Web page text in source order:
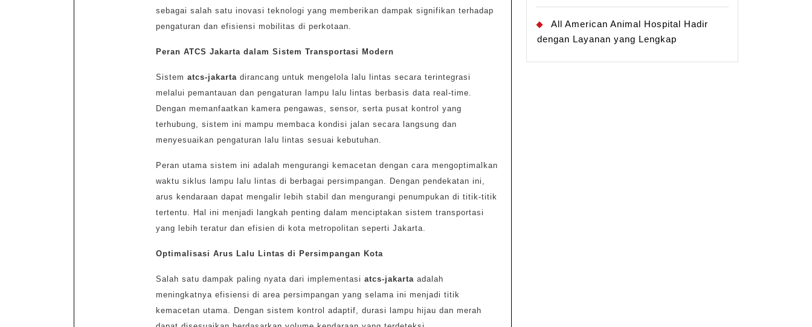
Kota
sebagai salah satu inovasi teknologi yang memberikan dampak signifikan terhadap
pengaturan dan efisiensi mobilitas di perkotaan.
Peran ATCS Jakarta dalam Sistem Transportasi Modern
Sistem atcs-jakartadirancang untuk mengelola lalu lintas secara terintegrasi
melalui pemantauan dan pengaturan lampu lalu lintas berbasis data real-time.
Dengan memanfaatkan kamera pengawas, sensor, serta pusat kontrol yang
terhubung, sistem ini mampu membaca kondisi jalan secara langsung dan
menyesuaikan pengaturan lalu lintas sesuai kebutuhan.
Peran utama sistem ini adalah mengurangi kemacetan dengan cara mengoptimalkan
waktu siklus lampu lalu lintas di berbagai persimpangan. Dengan pendekatan ini,
arus kendaraan dapat mengalir lebih stabil dan mengurangi penumpukan di titik-titik
tertentu. Hal ini menjadi langkah penting dalam menciptakan sistem transportasi
yang lebih teratur dan efisien di kota metropolitan seperti Jakarta.
Optimalisasi Arus Lalu Lintas di Persimpangan Kota
Salah satu dampak paling nyata dari implementasi atcs-jakartaadalah
meningkatnya efisiensi di area persimpangan yang selama ini menjadi titik
kemacetan utama. Dengan sistem kontrol adaptif, durasi lampu hijau dan merah
All American Animal Hospital Hadir
dengan Layanan yang Lengkap